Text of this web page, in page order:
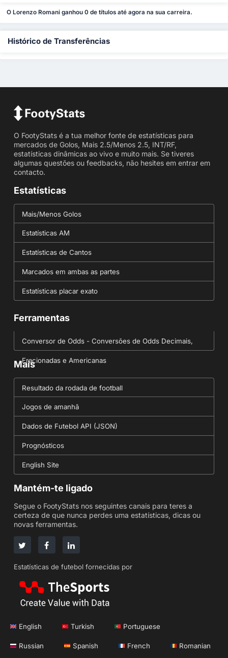
O Lorenzo Romani ganhou 0 de títulos até agora na sua carreira.
Histórico de Transferências
O FootyStats é a tua melhor fonte de estatísticas para
mercados de Golos, Mais 2.5/Menos 2.5, INT/RF,
estatísticas dinâmicas ao vivo e muito mais. Se tiveres
algumas questões ou feedbacks, não hesites em entrar em
contacto.
Estatísticas
Mais/Menos Golos
Estatísticas AM
Estatísticas de Cantos
Marcados em ambas as partes
Estatísticas placar exato
Ferramentas
Conversor de Odds - Conversões de Odds Decimais,
Fracionadas e Americanas
Mais
Resultado da rodada de football
Jogos de amanhã
Dados de Futebol API (JSON)
Prognósticos
English Site
Mantém-te ligado
Segue o FootyStats nos seguintes canais para teres a
certeza de que nunca perdes uma estatísticas, dicas ou
novas ferramentas.
Estatísticas de futebol fornecidas por
English Turkish Portuguese
Russian Spanish French Romanian